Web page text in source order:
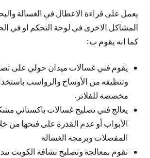
يعمل على قراءة الاعطال في الغسالة
المشاكل الاخرى في لوحة التحكم او في
كما انه يقوم ب:
يقوم فني غسالات ميدان حولي على
وتنظيفه من الأوساخ والرواسب
مخصصة للفلاتر.
يعالج فني تصليح غسالات باكستاني
الأبواب أو عدم القدرة على فتحها من
المفصلات وبرمجة الغسالة
نقوم بمعالجة وتصليح نشافة الكويت